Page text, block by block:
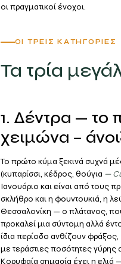
οι πραγματικοί ένοχοι.
ΟΙ ΤΡΕΙΣ ΚΑΤΗΓΟΡΊΕΣ
Τα τρία
1. Δέντρα — το
χειμώνα –
Το πρώτο κύμα ξεκινά συχνά
(κυπαρίσσι, κέδρος, θούγια —
Ιανουάριο και είναι από τους
σκλήθρο και η φουντουκιά, η
Θεσσαλονίκη — ο πλάτανος,
προκαλεί μια σύντομη αλλά
ίδια περίοδο ανθίζουνφράξος,
με τεράστιες ποσότητες γύρης
Κορυφαία σημασία έχει η ελιά